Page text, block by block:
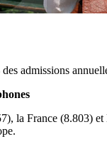
admissions
la France (8.803)